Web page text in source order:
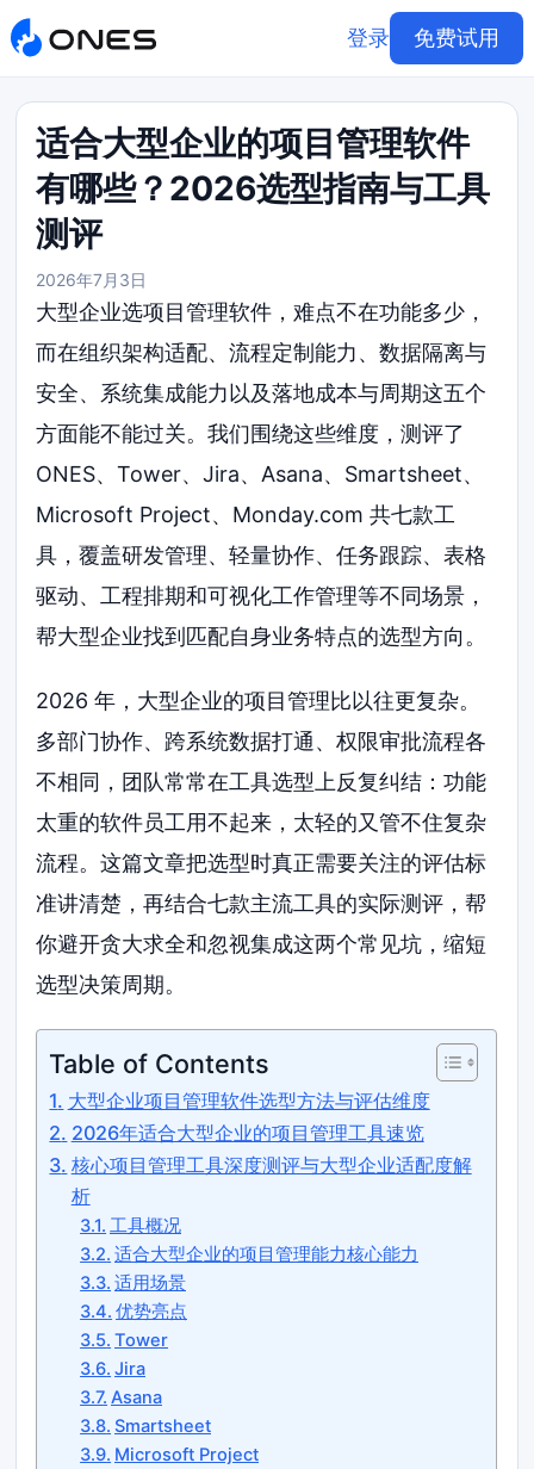
登录 免费试用
适合大型企业的项目管理软件
有哪些？2026选型指南与工具
测评
2026年7月3日
大型企业选项目管理软件，难点不在功能多少，
而在组织架构适配、流程定制能力、数据隔离与
安全、系统集成能力以及落地成本与周期这五个
方面能不能过关。我们围绕这些维度，测评了
ONES、Tower、Jira、Asana、Smartsheet、
Microsoft Project、Monday.com 共七款工
具，覆盖研发管理、轻量协作、任务跟踪、表格
驱动、工程排期和可视化工作管理等不同场景，
帮大型企业找到匹配自身业务特点的选型方向。
2026 年，大型企业的项目管理比以往更复杂。
多部门协作、跨系统数据打通、权限审批流程各
不相同，团队常常在工具选型上反复纠结：功能
太重的软件员工用不起来，太轻的又管不住复杂
流程。这篇文章把选型时真正需要关注的评估标
准讲清楚，再结合七款主流工具的实际测评，帮
你避开贪大求全和忽视集成这两个常见坑，缩短
选型决策周期。
Table of Contents
大型企业项目管理软件选型方法与评估维度
2026年适合大型企业的项目管理工具速览
核心项目管理工具深度测评与大型企业适配度解
析
工具概况
适合大型企业的项目管理能力核心能力
适用场景
优势亮点
Tower
Jira
Asana
Smartsheet
Microsoft Project